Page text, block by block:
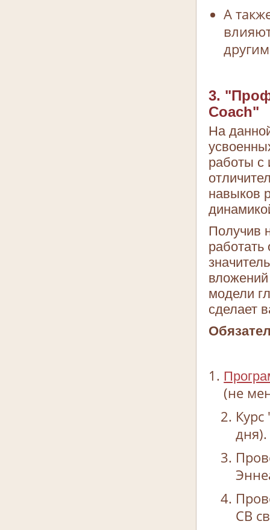
А
3.
Coach"
На
работы с
навыков
Получив
модели
сделает
(не
дня).
СВ